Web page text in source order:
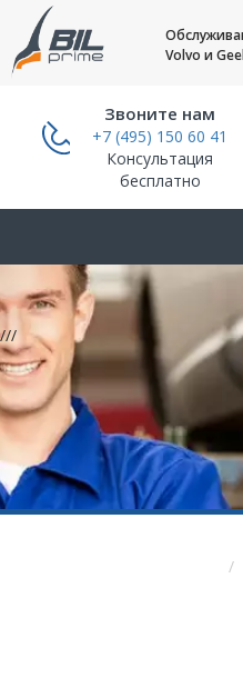
Volvo и
Звоните нам
+7 (495) 150 60 41
Консультация
бесплатно
///